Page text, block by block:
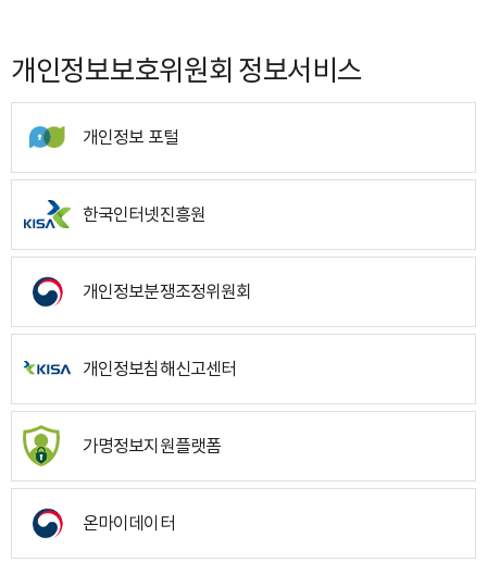
개인정보보호위원회 정보서비스
개인정보 포털
한국인터넷진흥원
개인정보분쟁조정위원회
개인정보침해신고센터
가명정보지원플랫폼
온마이데이터